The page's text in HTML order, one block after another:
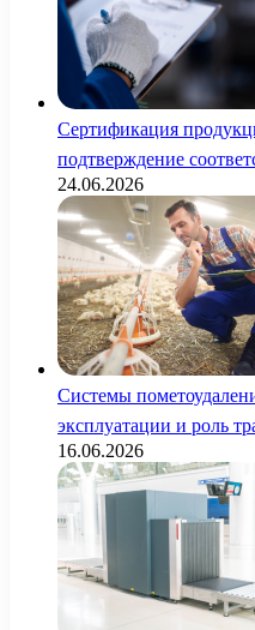
Сертификация
подтверждение
24.06.2026
Системы
эксплуатации и роль
16.06.2026